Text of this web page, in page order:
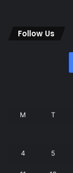
Follow Us
M T
4 5